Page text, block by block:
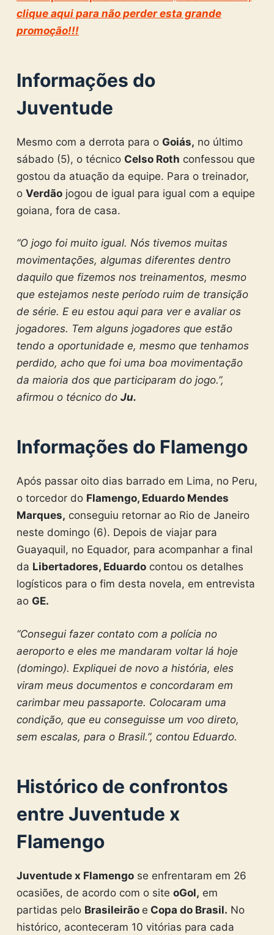
clique aqui para não perder esta grande
promoção!!!
Informações do
Juventude
Mesmo com a derrota para o Goiás, no último
sábado (5), o técnico Celso Roth confessou que
gostou da atuação da equipe. Para o treinador,
o Verdãojogou de igual para igual com a equipe
goiana, fora de casa.
“O jogo foi muito igual. Nós tivemos muitas
movimentações, algumas diferentes dentro
daquilo que fizemos nos treinamentos, mesmo
que estejamos neste período ruim de transição
de série. E eu estou aqui para ver e avaliar os
jogadores. Tem alguns jogadores que estão
tendo a oportunidade e, mesmo que tenhamos
perdido, acho que foi uma boa movimentação
da maioria dos que participaram do jogo.”,
afirmou o técnico do Ju.
Informações do Flamengo
Após passar oito dias barrado em Lima, no Peru,
o torcedor do Flamengo, Eduardo Mendes
Marques, conseguiu retornar ao Rio de Janeiro
neste domingo (6). Depois de viajar para
Guayaquil, no Equador, para acompanhar a final
da Libertadores, Eduardocontou os detalhes
logísticos para o fim desta novela, em entrevista
ao GE.
“Consegui fazer contato com a polícia no
aeroporto e eles me mandaram voltar lá hoje
(domingo). Expliquei de novo a história, eles
viram meus documentos e concordaram em
carimbar meu passaporte. Colocaram uma
condição, que eu conseguisse um voo direto,
sem escalas, para o Brasil.”, contou Eduardo.
Histórico de confrontos
entre Juventude x
Flamengo
Juventude x Flamengose enfrentaram em 26
ocasiões, de acordo com o site oGol, em
partidas pelo Brasileirão e Copa do Brasil. No
histórico, aconteceram 10 vitórias para cada